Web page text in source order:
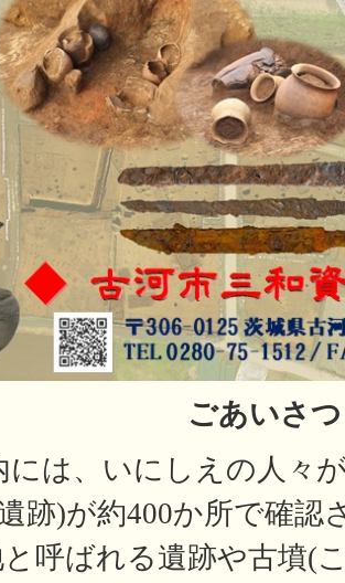
ごあいさつ
には、いにしえの人々
跡)が約400か所で確認
呼ばれる遺跡や古墳(